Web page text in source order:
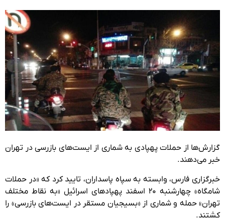
گزارش‌ها از حملات پهپادی به شماری از ایست‌های بازرسی در تهران
خبر می‌دهند.
خبرگزاری فارس، وابسته به سپاه پاسداران، تایید کرد که «در حملات
شامگاه» چهارشنبه ۲۰ اسفند پهپادهای اسرائیل «به نقاط مختلف
تهران» حمله و شماری از «بسیجیان مستقر در ایست‌های بازرسی» را
کشتند.